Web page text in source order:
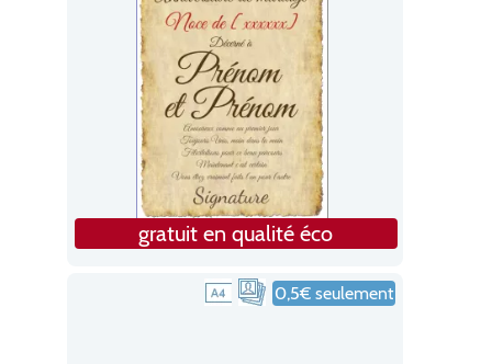
gratuit en qualité éco
0,5€ seulement